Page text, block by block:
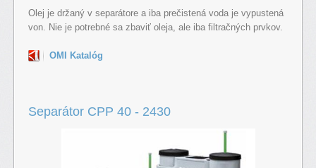
Olej je držaný v separátore a iba prečistená voda je vypustená
von. Nie je potrebné sa zbaviť oleja, ale iba filtračných prvkov.
OMI Katalóg
Separátor CPP 40 - 2430